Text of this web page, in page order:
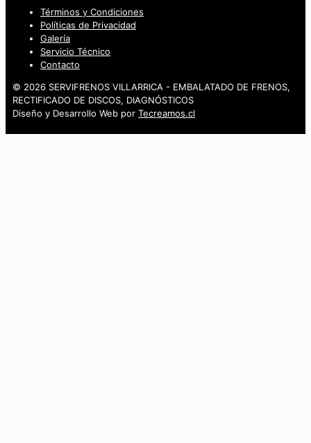
Términos y Condiciones
Políticas de Privacidad
Galería
Servicio Técnico
Contacto
© 2026 SERVIFRENOS VILLARRICA - EMBALATADO DE FRENOS,
RECTIFICADO DE DISCOS, DIAGNÓSTICOS
Diseño y Desarrollo Web por Tecreamos.cl